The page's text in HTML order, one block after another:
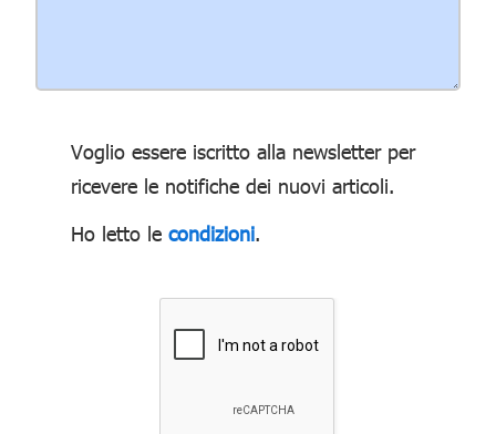
Voglio essere iscritto alla newsletter per
ricevere le notifiche dei nuovi articoli.
Ho letto le condizioni.